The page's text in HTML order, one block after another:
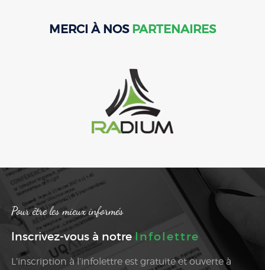
MERCI À NOS PARTENAIRES
Pour être les mieux informés
Inscrivez-vous à notre Infolettre
L’inscription à l’infolettre est gratuite et ouverte à